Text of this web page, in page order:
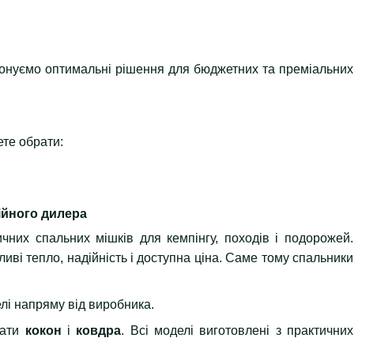
оптимальні рішення для бюджетних та преміальних
обрати:
дилера
спальних мішків для кемпінгу, походів і подорожей.
тепло, надійність і доступна ціна. Саме тому спальники
напряму від виробника.
кокон і ковдра. Всі моделі виготовлені з практичних